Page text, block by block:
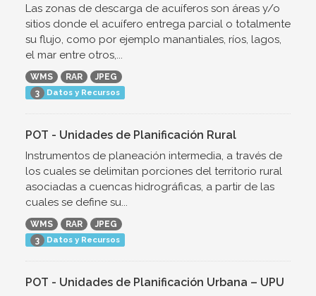
Las zonas de descarga de acuíferos son áreas y/o
sitios donde el acuífero entrega parcial o totalmente
su flujo, como por ejemplo manantiales, ríos, lagos,
el mar entre otros,...
WMS RAR
JPEG
3 Datos y Recursos
POT - Unidades de Planificación Rural
Instrumentos de planeación intermedia, a través de
los cuales se delimitan porciones del territorio rural
asociadas a cuencas hidrográficas, a partir de las
cuales se define su...
WMS RAR
JPEG
3 Datos y Recursos
POT - Unidades de Planificación Urbana – UPU